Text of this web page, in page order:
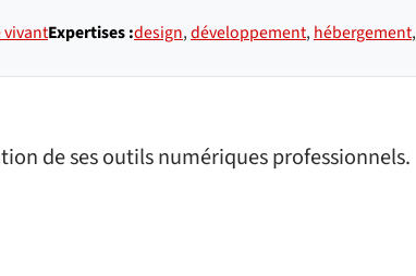
vivantExpertises :design,développement, hébergement,
de ses outils numériques professionnels.